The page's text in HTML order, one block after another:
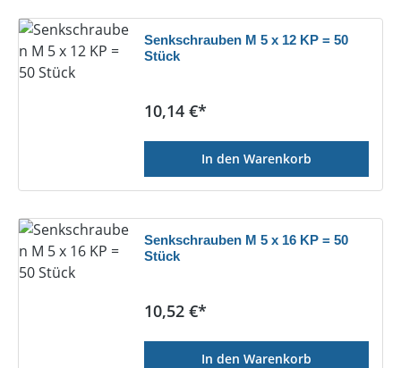
Senkschrauben M 5 x 12 KP = 50
Stück
Regulärer Preis:
10,14 €*
In den Warenkorb
Senkschrauben M 5 x 16 KP = 50
Stück
Regulärer Preis:
10,52 €*
In den Warenkorb